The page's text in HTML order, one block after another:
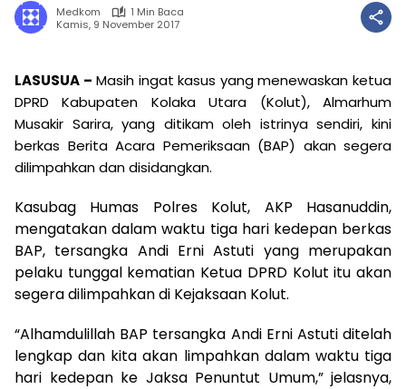
Medkom
1 Min Baca
Kamis, 9 November 2017
LASUSUA – Masih ingat kasus yang menewaskan ketua
DPRD Kabupaten Kolaka Utara (Kolut), Almarhum
Musakir Sarira, yang ditikam oleh istrinya sendiri, kini
berkas Berita Acara Pemeriksaan (BAP) akan segera
dilimpahkan dan disidangkan.
Kasubag Humas Polres Kolut, AKP Hasanuddin,
mengatakan dalam waktu tiga hari kedepan berkas
BAP, tersangka Andi Erni Astuti yang merupakan
pelaku tunggal kematian Ketua DPRD Kolut itu akan
segera dilimpahkan di Kejaksaan Kolut.
“Alhamdulillah BAP tersangka Andi Erni Astuti ditelah
lengkap dan kita akan limpahkan dalam waktu tiga
hari kedepan ke Jaksa Penuntut Umum,” jelasnya,